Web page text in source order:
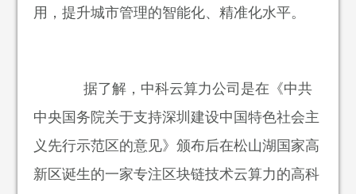
用，提升城市管理的智能化、精准化水平。
据了解，中科云算力公司是在《中共
中央国务院关于支持深圳建设中国特色社会主
义先行示范区的意见》颁布后在松山湖国家高
新区诞生的一家专注区块链技术云算力的高科